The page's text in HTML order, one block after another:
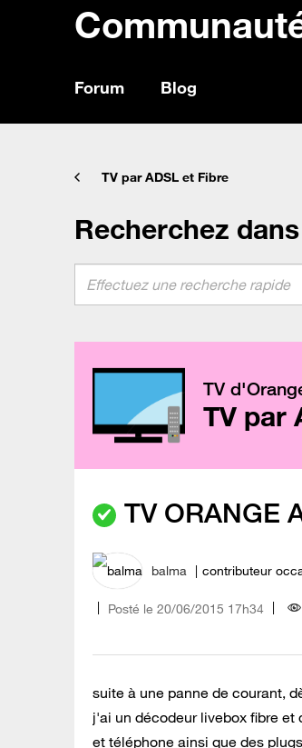
Forum Blog
TV par ADSL et Fibre
Recherchez
TV
TV par
TV ORANGE
balma contributeur
Posté le ‎20/06/2015 17h34
suite à une panne de courant,
j'ai un décodeur livebox fibre
et téléphone ainsi que des plugs